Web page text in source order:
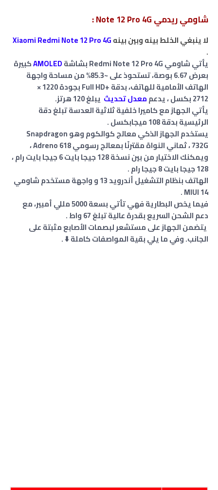
شاومي ريدمي Note 12 Pro 4G :
لا ينبغي الخلط بينه وبين بينهXiaomi Redmi Note 12 Pro 4G
.
يأتي شاومي Redmi Note 12 Pro 4G ب
شاشةAMOLEDكبيرة
بعرض 6.67 بوصة، تستحوذ على ~85.3% من مساحة واجهة
الهاتف الأمامية للهاتف، بدقة +Full HD بجودة 1220 ×
2712 بكسل ، يدعم
معدل تحديث يبلغ 120 هرتز.
يأتي الجهاز مع كاميرا خلفية ثلاثية العدسة تبلغ دقة
الرئيسية بدقة 108 ميجابكسل .
يستخدم الجهاز الذكي معالج كوالكوم وهو Snapdragon
732G ، ثماني النواة مقترنًا بمعالج رسومي Adreno 618 ،
ويمكنك الاختيار من بين نسخة 128 جيجا بايت 6 جيجا بايت رام ،
128 جيجا بايت 8 جيجا رام .
الهاتف بنظام التشغيل أندرويد 13 و واجهة مستخدم شاومي
MIUI 14 .
فيما يخص البطارية فهي تأتي بسعة 5000 مللي أمبير، مع
دعم الشحن السريع بقدرة عالية تبلغ 67 واط .
يتضمن الجهاز على مستشعر لبصمات الأصابع مثبتة على
الجانب. وفي ما يلي بقية المواصفات كاملة ⬇️ .